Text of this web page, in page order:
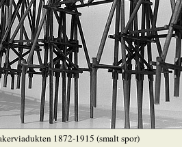
1872-1915 (smalt spor)